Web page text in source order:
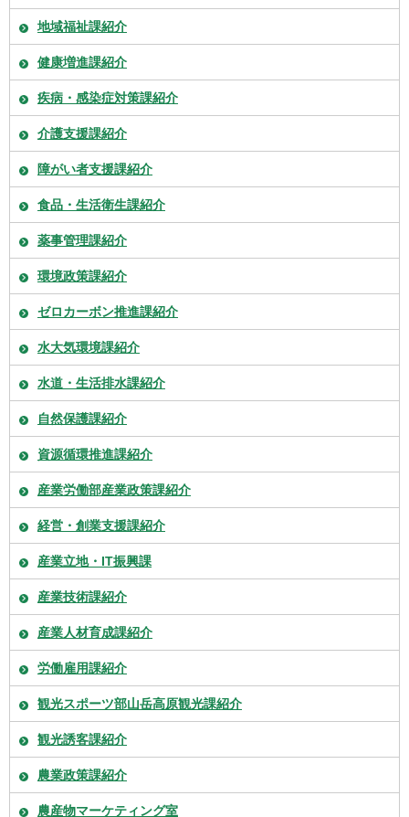
地域福祉課紹介
健康増進課紹介
疾病・感染症対策課紹介
介護支援課紹介
障がい者支援課紹介
食品・生活衛生課紹介
薬事管理課紹介
環境政策課紹介
ゼロカーボン推進課紹介
水大気環境課紹介
水道・生活排水課紹介
自然保護課紹介
資源循環推進課紹介
産業労働部産業政策課紹介
経営・創業支援課紹介
産業立地・IT振興課
産業技術課紹介
産業人材育成課紹介
労働雇用課紹介
観光スポーツ部山岳高原観光課紹介
観光誘客課紹介
農業政策課紹介
農産物マーケティング室